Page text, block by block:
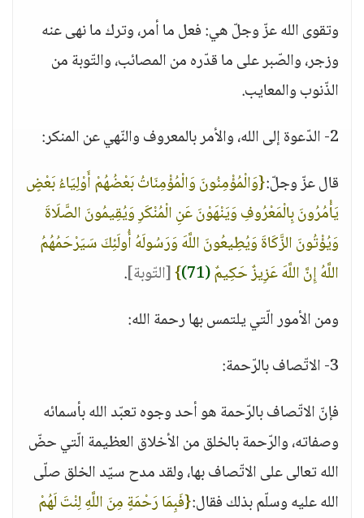
وتقوى الله عزّ وجلّ هي: فعل ما أمر، وترك ما نهى عنه
وزجر، والصّبر على ما قدّره من المصائب، والتّوبة من
الذّنوب والمعايب.
2- الدّعوة إلى الله، والأمر بالمعروف والنّهي عن المنكر:
قال عزّ وجلّ:{وَالْمُؤْمِنُونَ وَالْمُؤْمِنَاتُ بَعْضُهُمْ أَوْلِيَاءُ بَعْضٍ
يَأْمُرُونَ بِالْمَعْرُوفِ وَيَنْهَوْنَ عَنِ الْمُنْكَرِ وَيُقِيمُونَ الصَّلَاةَ
وَيُؤْتُونَ الزَّكَاةَ وَيُطِيعُونَ اللَّهَ وَرَسُولَهُ أُولَئِكَ سَيَرْحَمُهُمُ
اللَّهُ إِنَّ اللَّهَ عَزِيزٌ حَكِيمٌ(71)
}[التّوبة].
ومن الأمور الّتي يلتمس بها رحمة الله:
3- الاتّصاف بالرّحمة:
فإنّ الاتّصاف بالرّحمة هو أحد وجوه تعبّد الله بأسمائه
وصفاته، والرّحمة بالخلق من الأخلاق العظيمة الّتي حضّ
الله تعالى على الاتّصاف بها، ولقد مدح سيّد الخلق صلّى
الله عليه وسلّم بذلك فقال:{فَبِمَا رَحْمَةٍ مِنَ اللَّهِ لِنْتَ لَهُمْ